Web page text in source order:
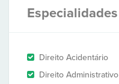
Especialidades
Direito Acidentário
Direito Administrativo